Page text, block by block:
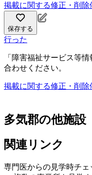
掲載に関する修正・削除
保存する
行った
「障害福祉サービス等
合わせください。
掲載に関する修正・削除
多気郡の他施設
関連リンク
専門医からの見学時チェ